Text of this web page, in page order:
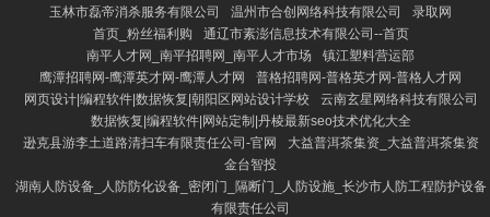
玉林市磊帝消杀服务有限公司
温州市合创网络科技有限公司
录取网
首页_粉丝福利购
通辽市素澎信息技术有限公司--首页
南平人才网_南平招聘网_南平人才市场
镇江塑料营运部
鹰潭招聘网-鹰潭英才网-鹰潭人才网
普格招聘网-普格英才网-普格人才网
网页设计|编程软件|数据恢复|朝阳区网站设计学校
云南玄星网络科技有限公司
数据恢复|编程软件|网站定制|丹棱最新seo技术优化大全
逊克县游李土道路清扫车有限责任公司-官网
大益普洱茶集资_大益普洱茶集资
金台智投
湖南人防设备_人防防化设备_密闭门_隔断门_人防设施_长沙市人防工程防护设备
有限责任公司